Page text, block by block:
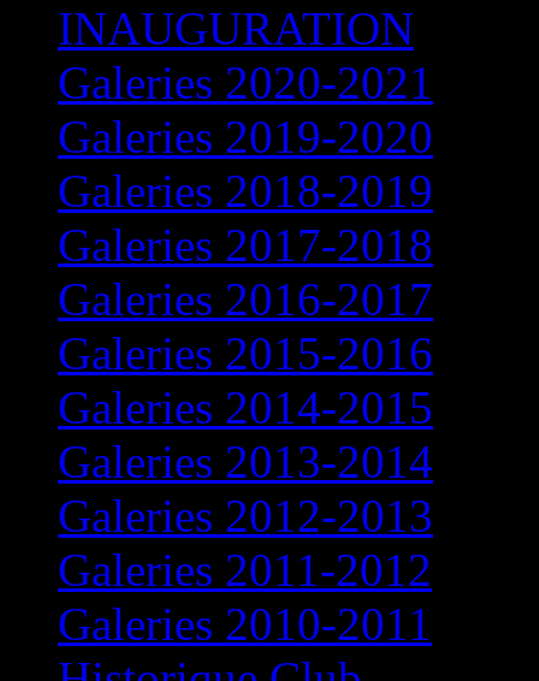
INAUGURATION
Galeries 2020-2021
Galeries 2019-2020
Galeries 2018-2019
Galeries 2017-2018
Galeries 2016-2017
Galeries 2015-2016
Galeries 2014-2015
Galeries 2013-2014
Galeries 2012-2013
Galeries 2011-2012
Galeries 2010-2011